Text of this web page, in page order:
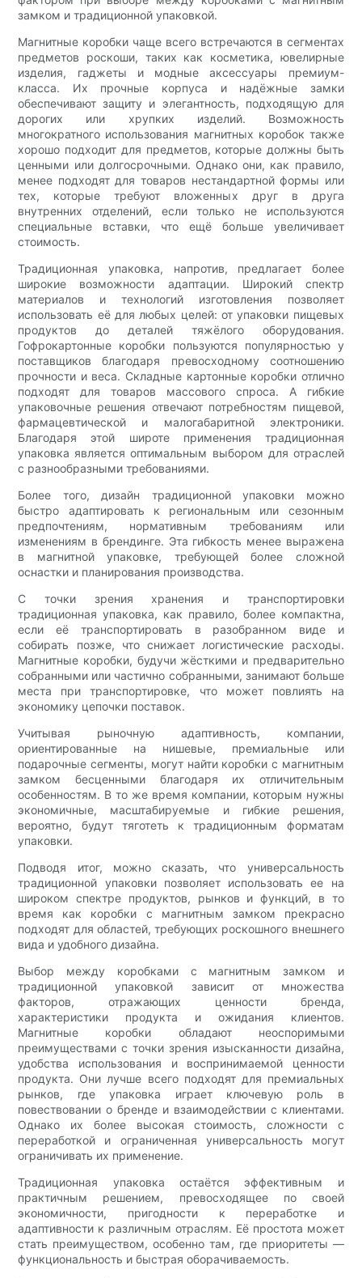
замком и традиционной упаковкой.
Магнитные коробки чаще всего встречаются в сегментах
предметов роскоши, таких как косметика, ювелирные
изделия, гаджеты и модные аксессуары премиум-
класса. Их прочные корпуса и надёжные замки
обеспечивают защиту и элегантность, подходящую для
дорогих или хрупких изделий. Возможность
многократного использования магнитных коробок также
хорошо подходит для предметов, которые должны быть
ценными или долгосрочными. Однако они, как правило,
менее подходят для товаров нестандартной формы или
тех, которые требуют вложенных друг в друга
внутренних отделений, если только не используются
специальные вставки, что ещё больше увеличивает
стоимость.
Традиционная упаковка, напротив, предлагает более
широкие возможности адаптации. Широкий спектр
материалов и технологий изготовления позволяет
использовать её для любых целей: от упаковки пищевых
продуктов до деталей тяжёлого оборудования.
Гофрокартонные коробки пользуются популярностью у
поставщиков благодаря превосходному соотношению
прочности и веса. Складные картонные коробки отлично
подходят для товаров массового спроса. А гибкие
упаковочные решения отвечают потребностям пищевой,
фармацевтической и малогабаритной электроники.
Благодаря этой широте применения традиционная
упаковка является оптимальным выбором для отраслей
с разнообразными требованиями.
Более того, дизайн традиционной упаковки можно
быстро адаптировать к региональным или сезонным
предпочтениям, нормативным требованиям или
изменениям в брендинге. Эта гибкость менее выражена
в магнитной упаковке, требующей более сложной
оснастки и планирования производства.
С точки зрения хранения и транспортировки
традиционная упаковка, как правило, более компактна,
если её транспортировать в разобранном виде и
собирать позже, что снижает логистические расходы.
Магнитные коробки, будучи жёсткими и предварительно
собранными или частично собранными, занимают больше
места при транспортировке, что может повлиять на
экономику цепочки поставок.
Учитывая рыночную адаптивность, компании,
ориентированные на нишевые, премиальные или
подарочные сегменты, могут найти коробки с магнитным
замком бесценными благодаря их отличительным
особенностям. В то же время компании, которым нужны
экономичные, масштабируемые и гибкие решения,
вероятно, будут тяготеть к традиционным форматам
упаковки.
Подводя итог, можно сказать, что универсальность
традиционной упаковки позволяет использовать ее на
широком спектре продуктов, рынков и функций, в то
время как коробки с магнитным замком прекрасно
подходят для областей, требующих роскошного внешнего
вида и удобного дизайна.
Выбор между коробками с магнитным замком и
традиционной упаковкой зависит от множества
факторов, отражающих ценности бренда,
характеристики продукта и ожидания клиентов.
Магнитные коробки обладают неоспоримыми
преимуществами с точки зрения изысканности дизайна,
удобства использования и воспринимаемой ценности
продукта. Они лучше всего подходят для премиальных
рынков, где упаковка играет ключевую роль в
повествовании о бренде и взаимодействии с клиентами.
Однако их более высокая стоимость, сложности с
переработкой и ограниченная универсальность могут
ограничивать их применение.
Традиционная упаковка остаётся эффективным и
практичным решением, превосходящее по своей
экономичности, пригодности к переработке и
адаптивности к различным отраслям. Её простота может
стать преимуществом, особенно там, где приоритеты —
функциональность и быстрая оборачиваемость.